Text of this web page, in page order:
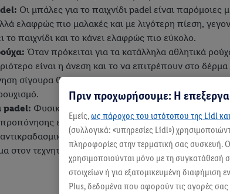
Οι μπάλες για το παιχνίδι padel είναι παρόμοιες
ελαφρώς πιο μαλακές και με λιγότερη πίεση,
το παιχνίδι και το κάνει ελαφρώς πιο εύκολο.
Όταν πρόκειται για τα κατάλληλα αθλητικά
είναι η άνεση και το να επιτρέπουν στο
σίγουρα θα ιδρώσεις. Επομένως, είναι καλό να
padel: Φυσικά δεν χρειάζεσαι επιπλέον παπούτσια
είναι απολύτως επαρκή. Θα πρέπει να
προστασία και αντιολισθητική σόλα
στον τεχνητό χλοοτάπητα με άμμο.
Πριν προχωρήσουμε: Η
Εμείς,ως πάροχος του ιστότοπου της Lidl
(συλλογικά: «υπηρεσίες Lidl»)
πληροφορίες στην τερματική σας συσκευή.
χρησιμοποιούνται μόνο με τη συγκατάθεσή
στοιχείων ή για εξατομικευμένη
Plus, δεδομένα που αφορούν τις αγορές σας